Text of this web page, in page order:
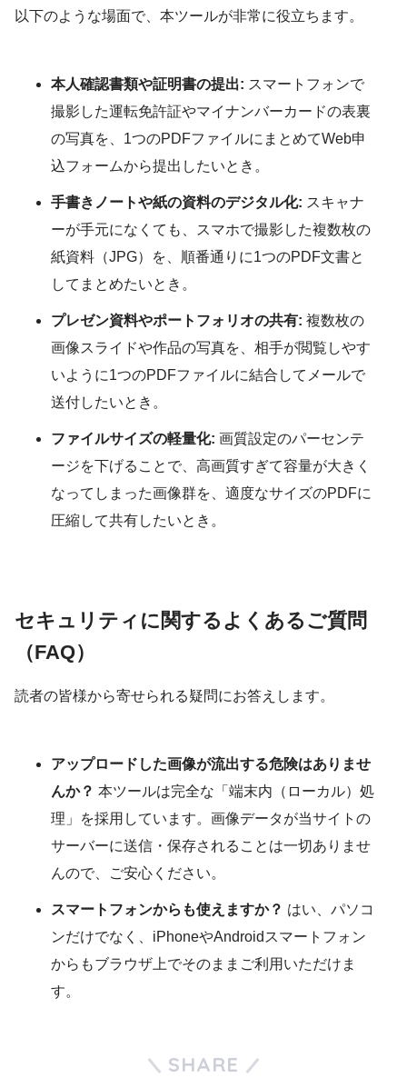
以下のような場面で、本ツールが非常に役立ちます。
本人確認書類や証明書の提出: スマートフォンで
撮影した運転免許証やマイナンバーカードの表裏
の写真を、1つのPDFファイルにまとめてWeb申
込フォームから提出したいとき。
手書きノートや紙の資料のデジタル化: スキャナ
ーが手元になくても、スマホで撮影した複数枚の
紙資料（JPG）を、順番通りに1つのPDF文書と
してまとめたいとき。
プレゼン資料やポートフォリオの共有: 複数枚の
画像スライドや作品の写真を、相手が閲覧しやす
いように1つのPDFファイルに結合してメールで
送付したいとき。
ファイルサイズの軽量化: 画質設定のパーセンテ
ージを下げることで、高画質すぎて容量が大きく
なってしまった画像群を、適度なサイズのPDFに
圧縮して共有したいとき。
セキュリティに関するよくあるご質問
（FAQ）
読者の皆様から寄せられる疑問にお答えします。
アップロードした画像が流出する危険はありませ
んか？ 本ツールは完全な「端末内（ローカル）処
理」を採用しています。画像データが当サイトの
サーバーに送信・保存されることは一切ありませ
んので、ご安心ください。
スマートフォンからも使えますか？ はい、パソコ
ンだけでなく、iPhoneやAndroidスマートフォン
からもブラウザ上でそのままご利用いただけま
す。
SHARE